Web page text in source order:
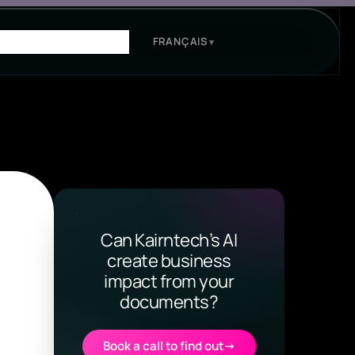
FRANÇAIS
Can Kairntech’s AI
create business
impact from your
documents?
Book a call to find out